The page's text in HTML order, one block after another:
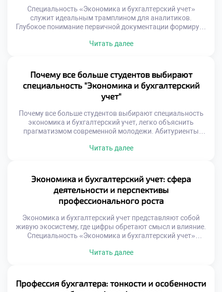
Специальность «Экономика и бухгалтерский учет»
служит идеальным трамплином для аналитиков.
Глубокое понимание первичной документации формирует
знания природы цифр. Бухгалтерская база исключает
проверять гипотезы фактами. Экономическая теория
дает контекст для интерпретации данных. Синтез этих
знаний создает уникального специалиста. Рынок […]
Читать далее
Почему все больше студентов выбирают
специальность "Экономика и бухгалтерский
учет"
Почему все больше студентов выбирают специальность
экономика и бухгалтерский учет, легко объяснить
прагматизмом современной молодежи. Абитуриенты
знания. Финансовый сектор дает четкие ответы на
Работодатели готовы нанимать выпускников сразу после
получения диплома. Конкуренция за кадры создает
благоприятные […]
Читать далее
Экономика и бухгалтерский учет: сфера
деятельности и перспективы
профессионального роста
Экономика и бухгалтерский учет представляют собой
живую экосистему, где цифры обретают смысл и влияние.
Специальность «Экономика и бухгалтерский учет»
регистров или составление баланса. Это обширное поле
данного направления открывает доступ к профессиям,
определяющим здоровье любого предприятия.
Читать далее
Профессия бухгалтера: тонкости и особенности